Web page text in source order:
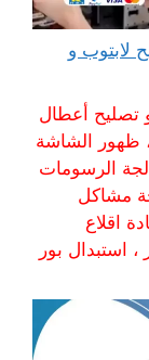
65511033 تصليح لابتوب و
تصليح أعطال
ظهور الشاشة
الرسومات
مشاكل
اقلاع
استبدال بور